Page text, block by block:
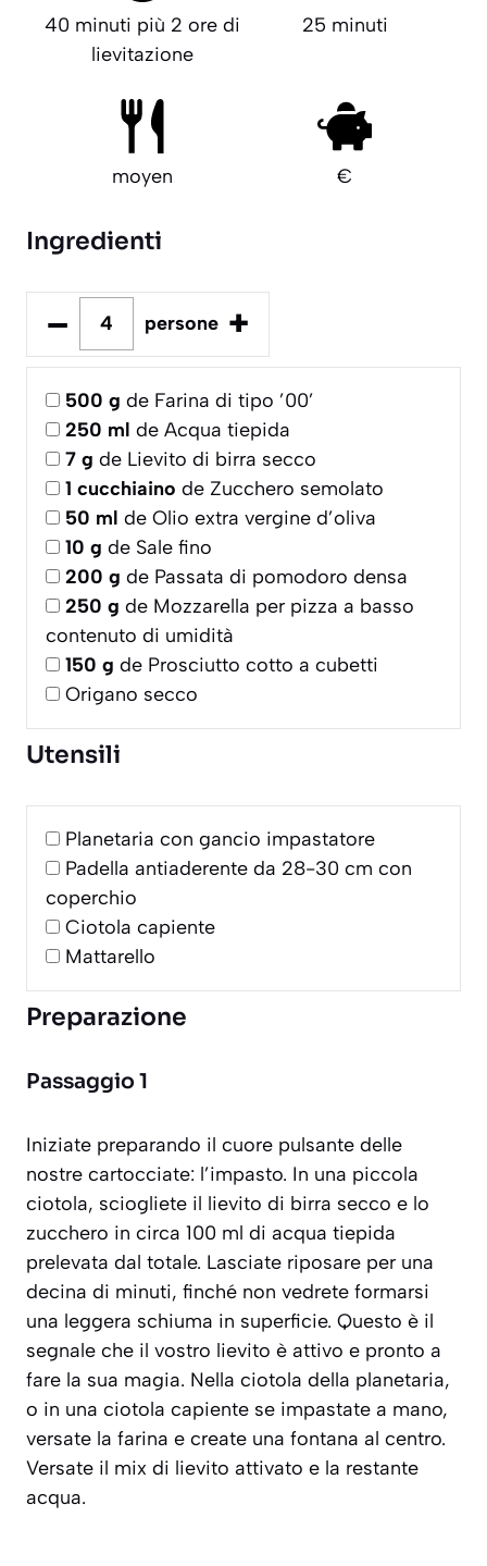
40 minuti più 2 ore di
lievitazione
25 minuti
moyen €
Ingredienti
– persone +
500 g de Farina di tipo ’00’
250 ml de Acqua tiepida
7 g de Lievito di birra secco
1 cucchiaino de Zucchero semolato
50 ml de Olio extra vergine d’oliva
10 g de Sale fino
200 g de Passata di pomodoro densa
250 g de Mozzarella per pizza a basso
contenuto di umidità
150 g de Prosciutto cotto a cubetti
Origano secco
Utensili
Planetaria con gancio impastatore
Padella antiaderente da 28-30 cm con
coperchio
Ciotola capiente
Mattarello
Preparazione
Passaggio 1
Iniziate preparando il cuore pulsante delle
nostre cartocciate: l’impasto. In una piccola
ciotola, sciogliete il lievito di birra secco e lo
zucchero in circa 100 ml di acqua tiepida
prelevata dal totale. Lasciate riposare per una
decina di minuti, finché non vedrete formarsi
una leggera schiuma in superficie. Questo è il
segnale che il vostro lievito è attivo e pronto a
fare la sua magia. Nella ciotola della planetaria,
o in una ciotola capiente se impastate a mano,
versate la farina e create una fontana al centro.
Versate il mix di lievito attivato e la restante
acqua.